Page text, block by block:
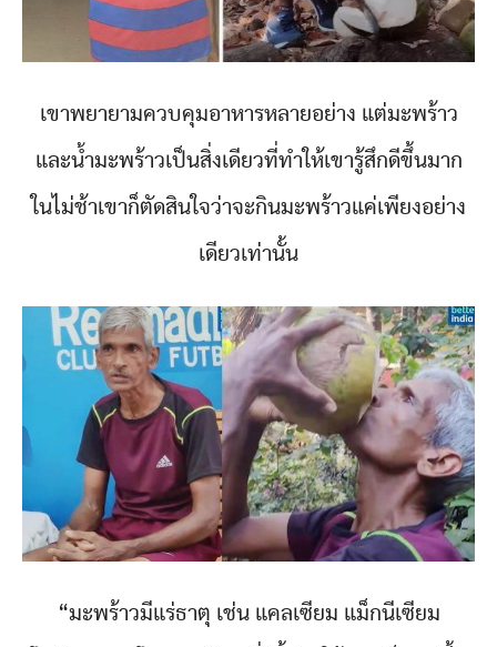
เขาพยายามควบคุมอาหารหลายอย่าง แต่มะพร้าว
และน้ำมะพร้าวเป็นสิ่งเดียวที่ทำให้เขารู้สึกดีขึ้นมาก
ในไม่ช้าเขาก็ตัดสินใจว่าจะกินมะพร้าวแค่เพียงอย่าง
เดียวเท่านั้น
“มะพร้าวมีแร่ธาตุ เช่น แคลเซียม แม็กนีเซียม